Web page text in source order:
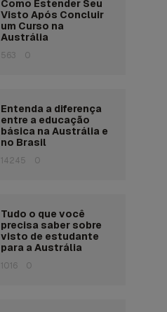
Como Estender Seu
Visto Após Concluir
um Curso na
Austrália
563 0
Entenda a diferença
entre a educação
básica na Austrália e
no Brasil
14245 0
Tudo o que você
precisa saber sobre
visto de estudante
para a Austrália
1016 0